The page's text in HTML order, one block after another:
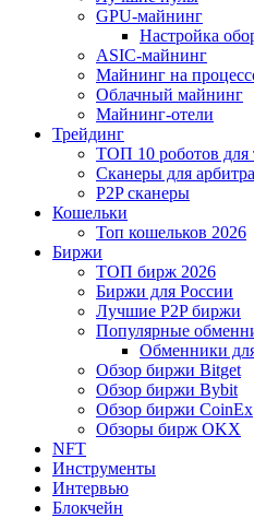
GPU-майнинг
Настройка
ASIC-майнинг
Майнинг на
Облачный майнинг
Майнинг-отели
Трейдинг
ТОП 10 роботов для
Сканеры для
P2P сканеры
Кошельки
Топ кошельков 2026
Биржи
ТОП бирж 2026
Биржи для России
Лучшие P2P биржи
Популярные
Обменники
Обзор биржи Bitget
Обзор биржи Bybit
Обзор биржи CoinEx
Обзоры бирж OKX
NFT
Инструменты
Интервью
Блокчейн